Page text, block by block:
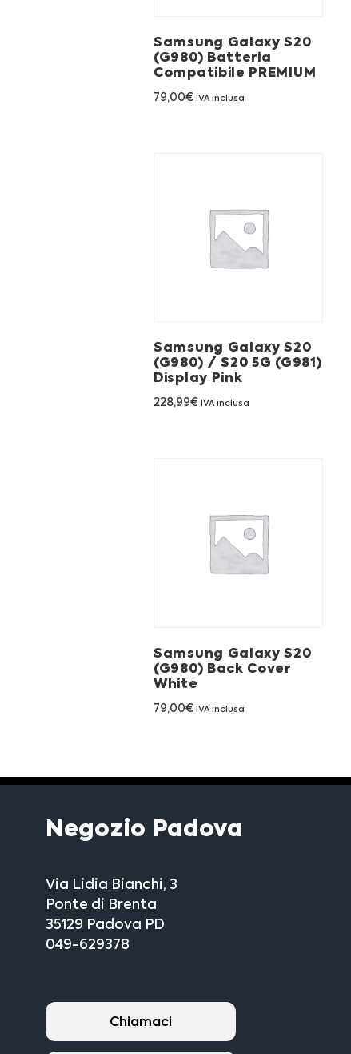
Samsung Galaxy S20
(G980) Batteria
Compatibile PREMIUM
79,00€ IVA inclusa
Samsung Galaxy S20
(G980) / S20 5G (G981)
Display Pink
228,99€ IVA inclusa
Samsung Galaxy S20
(G980) Back Cover
White
79,00€ IVA inclusa
Negozio Padova
Via Lidia Bianchi, 3
Ponte di Brenta
35129 Padova PD
049-629378
Chiamaci